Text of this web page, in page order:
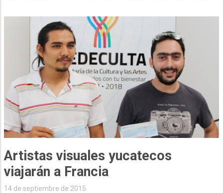
Artistas visuales yucatecos
viajarán a Francia
14 de septiembre de 2015